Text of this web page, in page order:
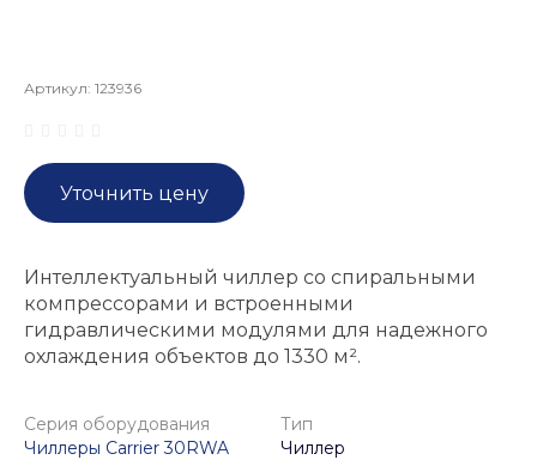
Артикул: 123936
Уточнить цену
Интеллектуальный чиллер со спиральными
компрессорами и встроенными
гидравлическими модулями для надежного
охлаждения объектов до 1330 м².
Серия оборудования
Чиллеры Carrier 30RWA
Тип
Чиллер